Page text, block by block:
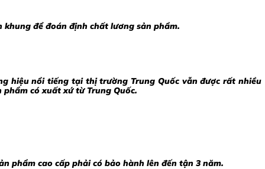
để đoán định chất lương sản phẩm.
hiệu nổi tiếng tại thị trường Trung Quốc vẫn được rất nhiều
có xuất xứ từ Trung Quốc.
phẩm cao cấp phải có bảo hành lên đến tận 3 năm.